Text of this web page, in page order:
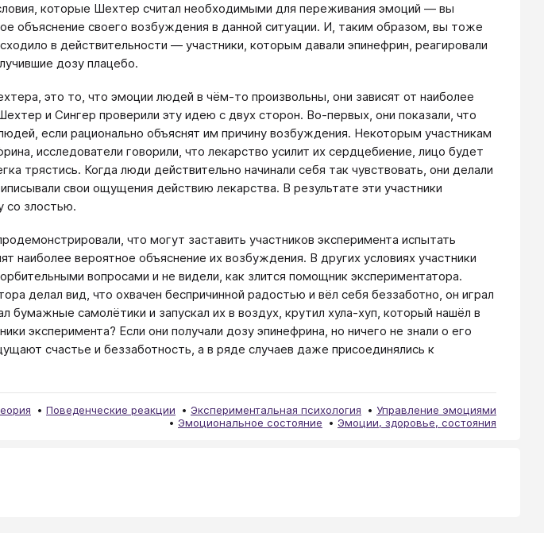
которые Шехтер считал необходимыми для переживания эмоций — вы
объяснение своего возбуждения в данной ситуации. И, таким образом, вы тоже
в действительности — участники, которым давали эпинефрин, реагировали
дозу плацебо.
это то, что эмоции людей в чём-то произвольны, они зависят от наиболее
и Сингер проверили эту идею с двух сторон. Во-первых, они показали, что
если рационально объяснят им причину возбуждения. Некоторым участникам
исследователи говорили, что лекарство усилит их сердцебиение, лицо будет
трястись. Когда люди действительно начинали себя так чувствовать, они делали
свои ощущения действию лекарства. В результате эти участники
со злостью.
что могут заставить участников эксперимента испытать
наиболее вероятное объяснение их возбуждения. В других условиях участники
вопросами и не видели, как злится помощник экспериментатора.
делал вид, что охвачен беспричинной радостью и вёл себя беззаботно, он играл
бумажные самолётики и запускал их в воздух, крутил хула-хуп, который нашёл в
эксперимента? Если они получали дозу эпинефрина, но ничего не знали о его
счастье и беззаботность, а в ряде случаев даже присоединялись к
Поведенческие реакции Экспериментальная психология
Управление эмоциями
Эмоциональное состояние
Эмоции, здоровье, состояния